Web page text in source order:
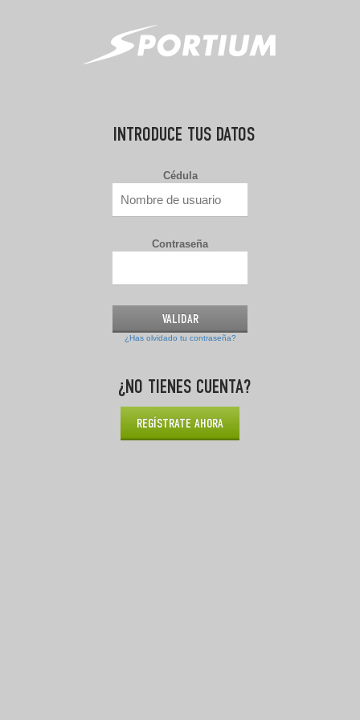
INTRODUCE TUS DATOS
Cédula
Contraseña
¿Has olvidado tu contraseña?
¿NO TIENES CUENTA?
REGÍSTRATE AHORA